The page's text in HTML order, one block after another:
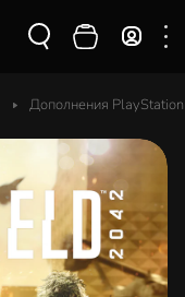
Дополнения PlayStation